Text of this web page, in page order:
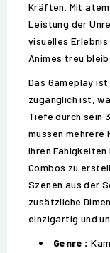
Kräften. Mit
Leistung der
visuelles
Animes treu
Das Gameplay
zugänglich ist,
Tiefe durch sein
müssen mehrere
ihren Fähigkeiten
Combos zu
Szenen aus der
zusätzliche
einzigartig und
Genre :